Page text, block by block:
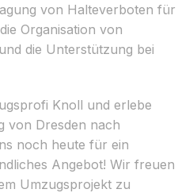
von Halteverboten für
Organisation von
die Unterstützung bei
Knoll und erlebe
von Dresden nach
noch heute für ein
Angebot! Wir freuen
Umzugsprojekt zu